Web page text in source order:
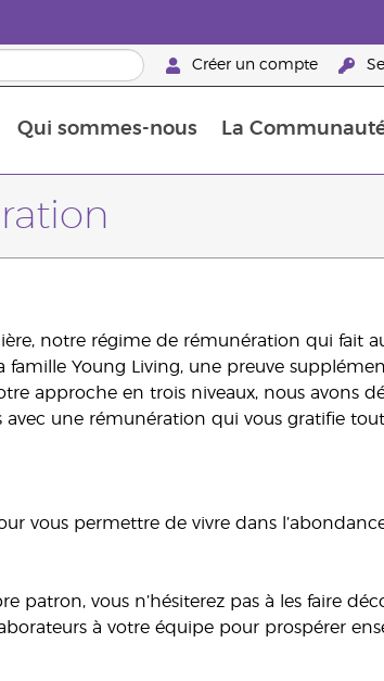
Créer un compte
Qui sommes-nous La
notre régime de rémunération qui fait
Young Living, une preuve
approche en trois niveaux, nous avons
une rémunération qui vous gratifie
vous permettre de vivre dans
patron, vous n’hésiterez pas à les faire
à votre équipe pour prospérer